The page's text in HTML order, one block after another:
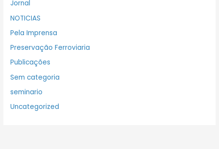
Jornal
NOTICIAS
Pela Imprensa
Preservação Ferroviaria
Publicações
Sem categoria
seminario
Uncategorized